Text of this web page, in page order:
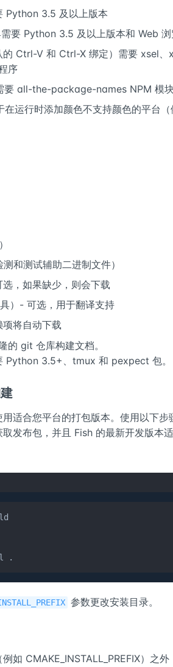
Python 3.5 及以上版本
要 Python 3.5 及以上版本和 Web 浏
的 Ctrl-V 和 Ctrl-X 绑定）需要 xsel
序
要 all-the-package-names NPM 模
运行时添加颜色不支持颜色的平台
和测试辅助二进制文件）
，如果缺少，则会下载
）- 可选，用于翻译支持
将自动下载
的 git 仓库构建文档。
Python 3.5+、tmux 和 pexpect 包。
适合您平台的打包版本。使用以下
发布包，并且 Fish 的最新开发版本适
.
参数更改安装目录。
如 CMAKE_INSTALL_PREFIX）之